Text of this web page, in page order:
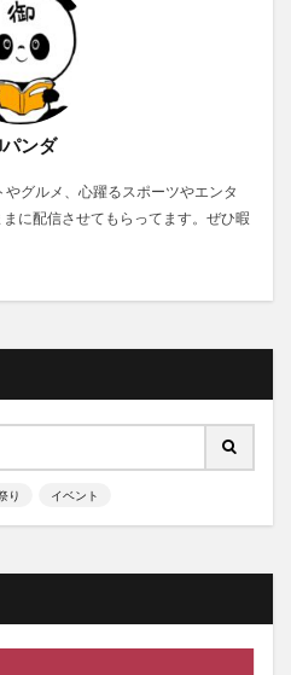
ンダ
グルメ、心躍るスポーツやエンタ
に配信させてもらってます。ぜひ暇
り イベント